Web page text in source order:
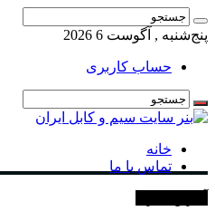
پنج‌شنبه , آگوست 6 2026
حساب کاربری
خانه
تماس با ما